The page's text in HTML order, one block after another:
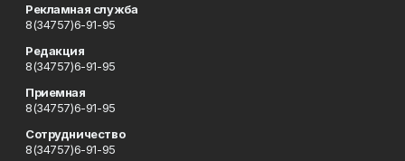
Рекламная служба
8(34757)6-91-95
Редакция
8(34757)6-91-95
Приемная
8(34757)6-91-95
Сотрудничество
8(34757)6-91-95